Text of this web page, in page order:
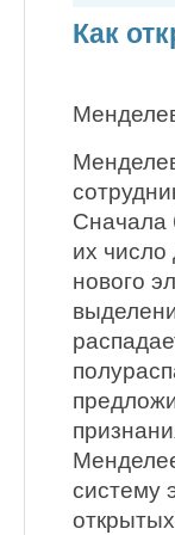
Как
Сначала
их
нового
систему